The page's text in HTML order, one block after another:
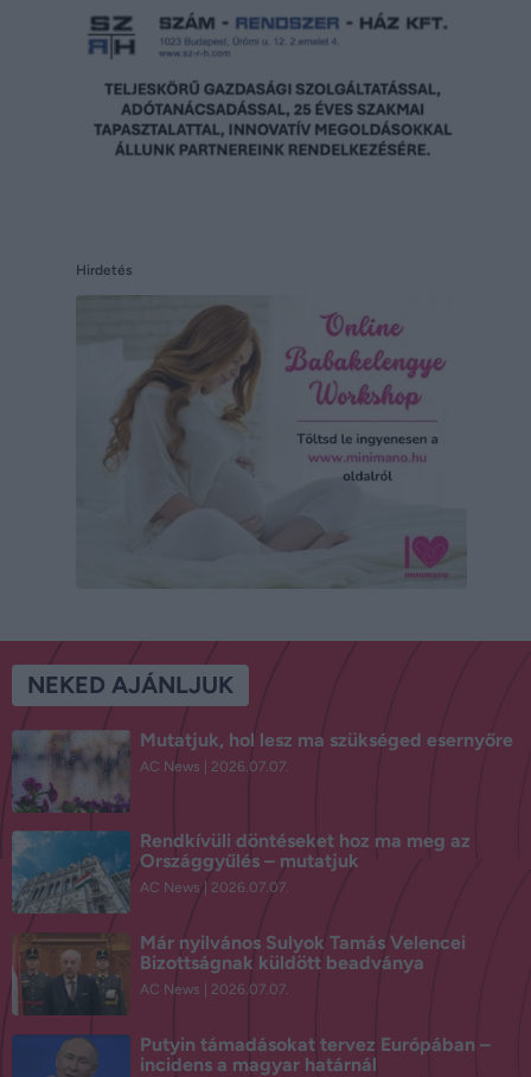
Hirdetés
NEKED AJÁNLJUK
Mutatjuk, hol lesz ma szükséged esernyőre
AC News 2026.07.07.
Rendkívüli döntéseket hoz ma meg az
Országgyűlés – mutatjuk
AC News 2026.07.07.
Már nyilvános Sulyok Tamás Velencei
Bizottságnak küldött beadványa
AC News 2026.07.07.
Putyin támadásokat tervez Európában –
incidens a magyar határnál